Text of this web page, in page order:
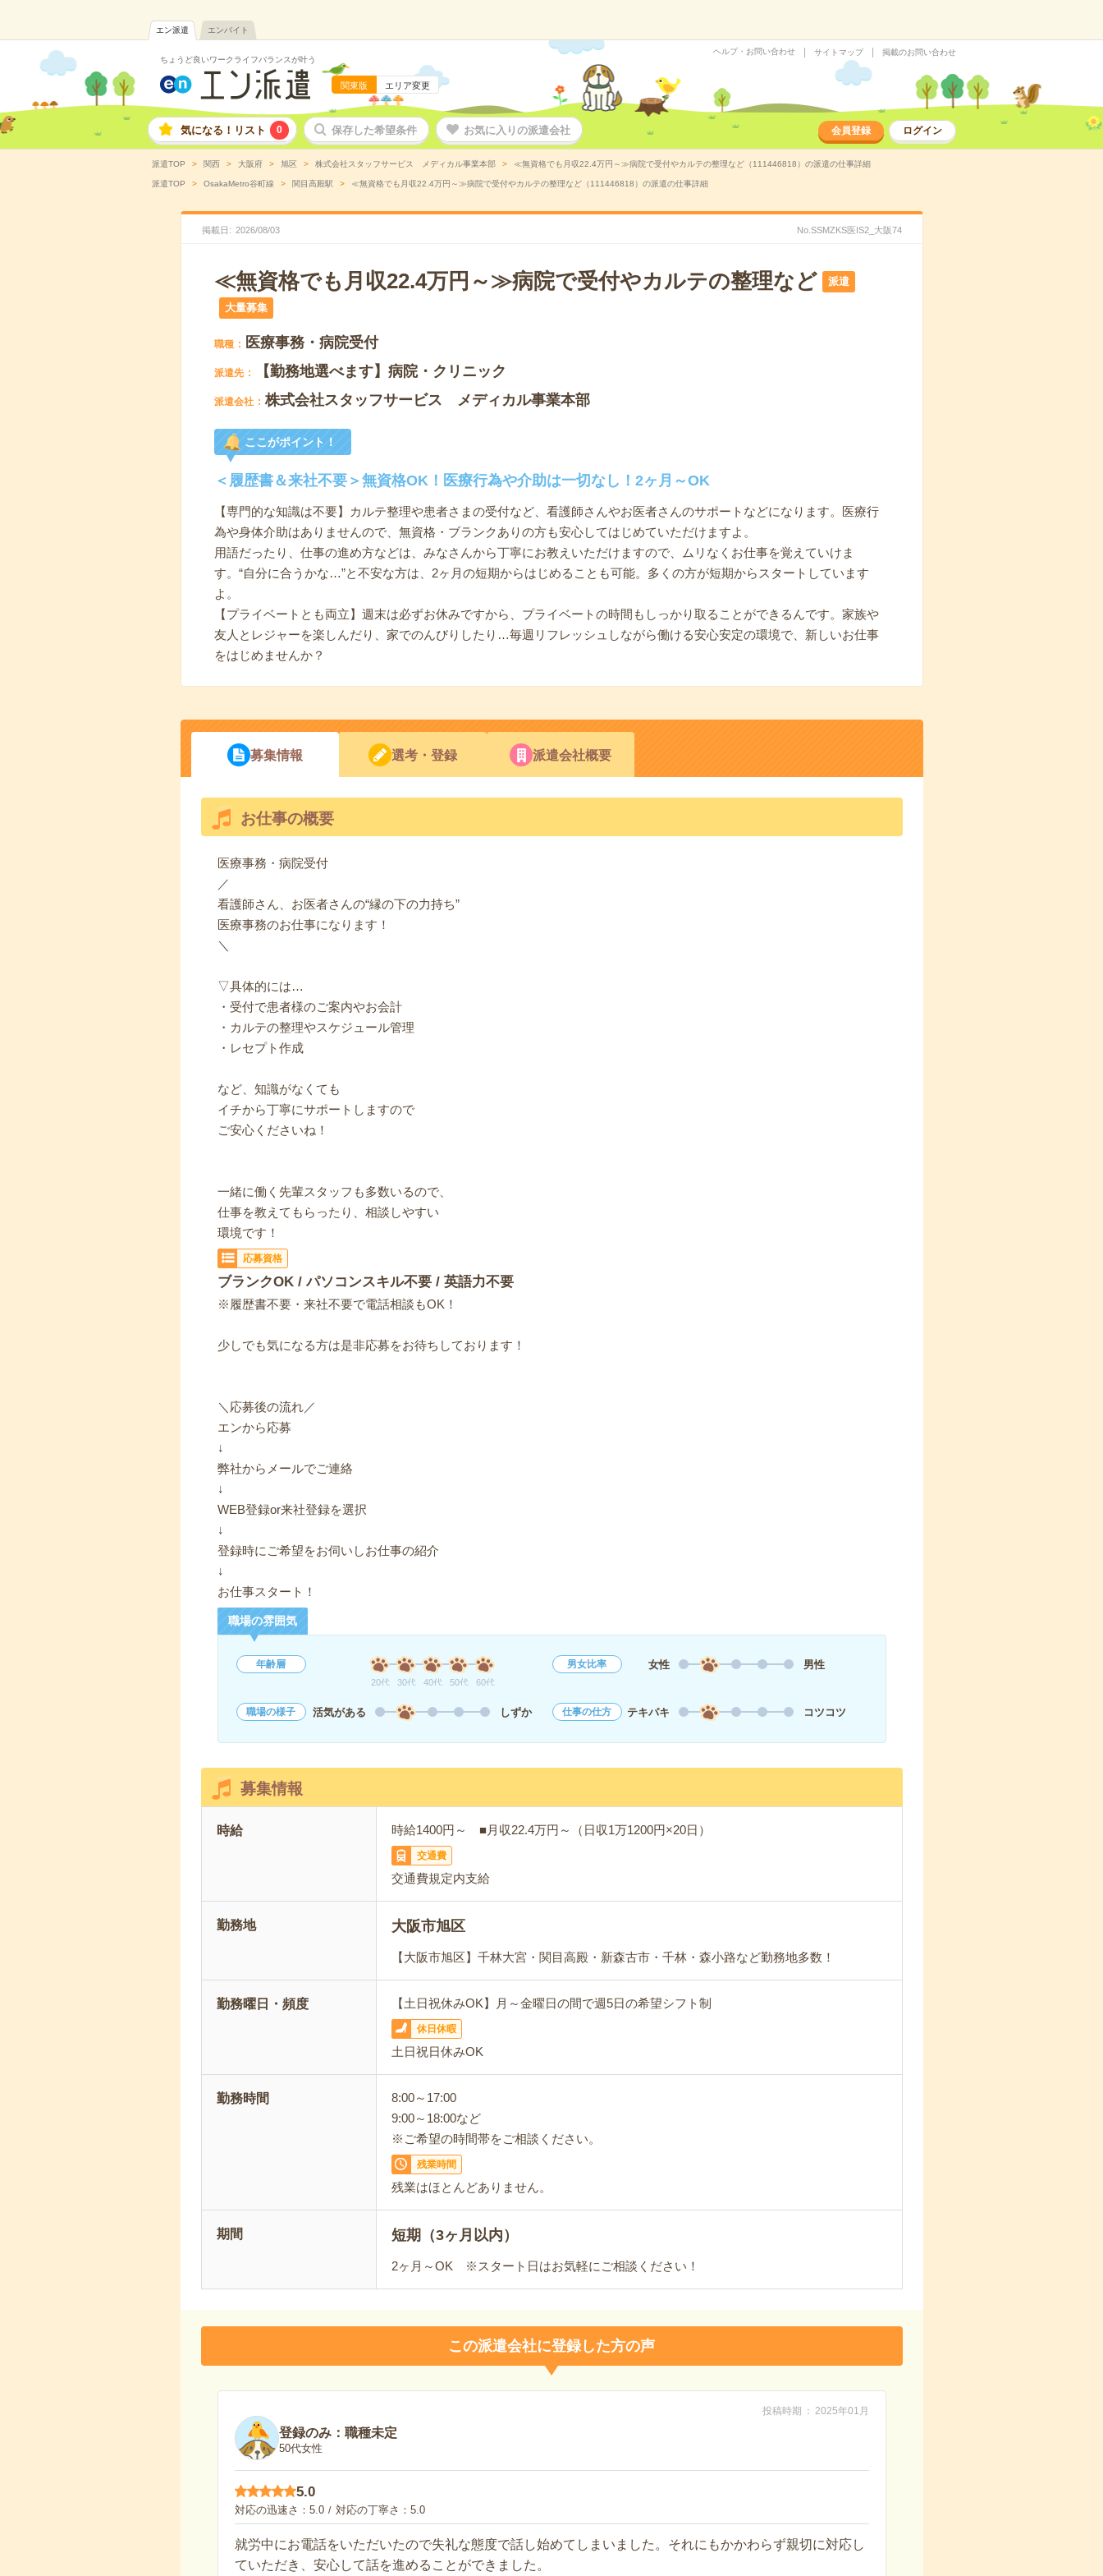
エン派遣 エンバイト
ちょうど良いワークライフバランスが叶う
関東版 エリア変更
ヘルプ・お問い合わせ サイトマップ 掲載のお問い合わせ
気になる！リスト 0 保存した希望条件 お気に入りの派遣会社 会員登録 ログイン
派遣TOP 関西 大阪府 旭区 株式会社スタッフサービス メディカル事業本部 ≪無資格でも月収22.4万円～≫病院で受付やカルテの整理など（111446818）の派遣の仕事詳細
派遣TOP OsakaMetro谷町線 関目高殿駅 ≪無資格でも月収22.4万円～≫病院で受付やカルテの整理など（111446818）の派遣の仕事詳細
掲載日 2026/08/03 No.SSMZKS医IS2_大阪74
≪無資格でも月収22.4万円～≫病院で受付やカルテの整理など 派遣
大量募集
職種 医療事務・病院受付
派遣先 【勤務地選べます】病院・クリニック
派遣会社 株式会社スタッフサービス メディカル事業本部
ここがポイント！
＜履歴書＆来社不要＞無資格OK！医療行為や介助は一切なし！2ヶ月～OK
【専門的な知識は不要】カルテ整理や患者さまの受付など、看護師さんやお医者さんのサポートなどになります。医療行
為や身体介助はありませんので、無資格・ブランクありの方も安心してはじめていただけますよ。
用語だったり、仕事の進め方などは、みなさんから丁寧にお教えいただけますので、ムリなくお仕事を覚えていけま
す。“自分に合うかな…”と不安な方は、2ヶ月の短期からはじめることも可能。多くの方が短期からスタートしています
よ。
【プライベートとも両立】週末は必ずお休みですから、プライベートの時間もしっかり取ることができるんです。家族や
友人とレジャーを楽しんだり、家でのんびりしたり…毎週リフレッシュしながら働ける安心安定の環境で、新しいお仕事
をはじめませんか？
募集情報 選考・登録 派遣会社概要
お仕事の概要
医療事務・病院受付
／
看護師さん、お医者さんの“縁の下の力持ち”
医療事務のお仕事になります！
＼
▽具体的には…
・受付で患者様のご案内やお会計
・カルテの整理やスケジュール管理
・レセプト作成
など、知識がなくても
イチから丁寧にサポートしますので
ご安心くださいね！
一緒に働く先輩スタッフも多数いるので、
仕事を教えてもらったり、相談しやすい
環境です！
応募資格
ブランクOK / パソコンスキル不要 / 英語力不要
※履歴書不要・来社不要で電話相談もOK！
少しでも気になる方は是非応募をお待ちしております！
＼応募後の流れ／
エンから応募
↓
弊社からメールでご連絡
↓
WEB登録or来社登録を選択
↓
登録時にご希望をお伺いしお仕事の紹介
↓
お仕事スタート！
職場の雰囲気
年齢層
20代 30代 40代 50代 60代
男女比率 女性 男性
職場の様子 活気がある しずか 仕事の仕方 テキパキ コツコツ
募集情報
時給 時給1400円～ ■月収22.4万円～（日収1万1200円×20日）
交通費
交通費規定内支給
勤務地 大阪市旭区
【大阪市旭区】千林大宮・関目高殿・新森古市・千林・森小路など勤務地多数！
勤務曜日・頻度 【土日祝休みOK】月～金曜日の間で週5日の希望シフト制
休日休暇
土日祝日休みOK
勤務時間
8:00～17:00
9:00～18:00など
※ご希望の時間帯をご相談ください。
残業時間
残業はほとんどありません。
期間 短期（3ヶ月以内）
2ヶ月～OK ※スタート日はお気軽にご相談ください！
この派遣会社に登録した方の声
投稿時期 2025年01月
登録のみ：職種未定
50代女性
5.0
対応の迅速さ 5.0 対応の丁寧さ 5.0
就労中にお電話をいただいたので失礼な態度で話し始めてしまいました。それにもかかわらず親切に対応し
ていただき、安心して話を進めることができました。